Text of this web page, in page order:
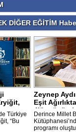
DİĞER EĞİTİM
Türkiye
“Bu
Zeynep
Eşit
4’üncüsü ol..
Derince Millet
programı